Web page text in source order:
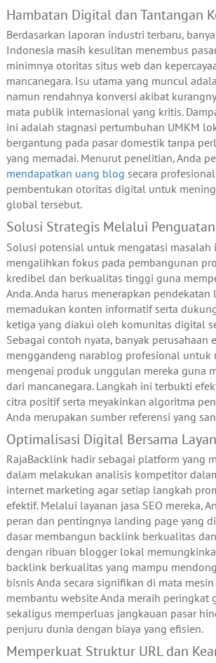
Hambatan Digital dan Tantangan
Berdasarkan laporan industri terbaru,
Indonesia masih kesulitan menembus
minimnya otoritas situs web dan
mancanegara. Isu utama yang muncul
namun rendahnya konversi akibat
mata publik internasional yang kritis.
ini adalah stagnasi pertumbuhan UMKM
bergantung pada pasar domestik tanpa
yang memadai. Menurut penelitian, Anda
mendapatkan uang blog secara
pembentukan otoritas digital untuk
global tersebut.
Solusi Strategis Melalui
Solusi potensial untuk mengatasi masalah
mengalihkan fokus pada pembangunan
kredibel dan berkualitas tinggi guna
Anda. Anda harus menerapkan pendekatan
memadukan konten informatif serta
ketiga yang diakui oleh komunitas digital
Sebagai contoh nyata, banyak perusahaan
menggandeng narablog profesional
mengenai produk unggulan mereka guna
dari mancanegara. Langkah ini terbukti
citra positif serta meyakinkan algoritma
Anda merupakan sumber referensi yang
Optimalisasi Digital Bersama
RajaBacklink hadir sebagai platform yang
dalam melakukan analisis kompetitor
internet marketing agar setiap langkah
efektif. Melalui layanan jasa SEO mereka,
peran dan pentingnya landing page yang
dasar membangun backlink berkualitas
dengan ribuan blogger lokal
backlink berkualitas yang mampu
bisnis Anda secara signifikan di mata
membantu website Anda meraih
sekaligus memperluas jangkauan pasar
penjuru dunia dengan biaya yang efisien.
Memperkuat Struktur URL dan